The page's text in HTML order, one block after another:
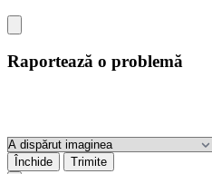
Raportează o problemă
Închide Trimite